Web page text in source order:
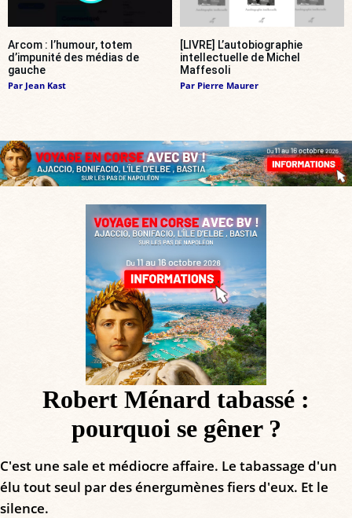
Arcom : l’humour, totem
d’impunité des médias de
gauche
Par Jean Kast
[LIVRE] L’autobiographie
intellectuelle de Michel
Maffesoli
Par Pierre Maurer
Robert Ménard tabassé :
pourquoi se gêner ?
C'est une sale et médiocre affaire. Le tabassage d'un
élu tout seul par des énergumènes fiers d'eux. Et le
silence.